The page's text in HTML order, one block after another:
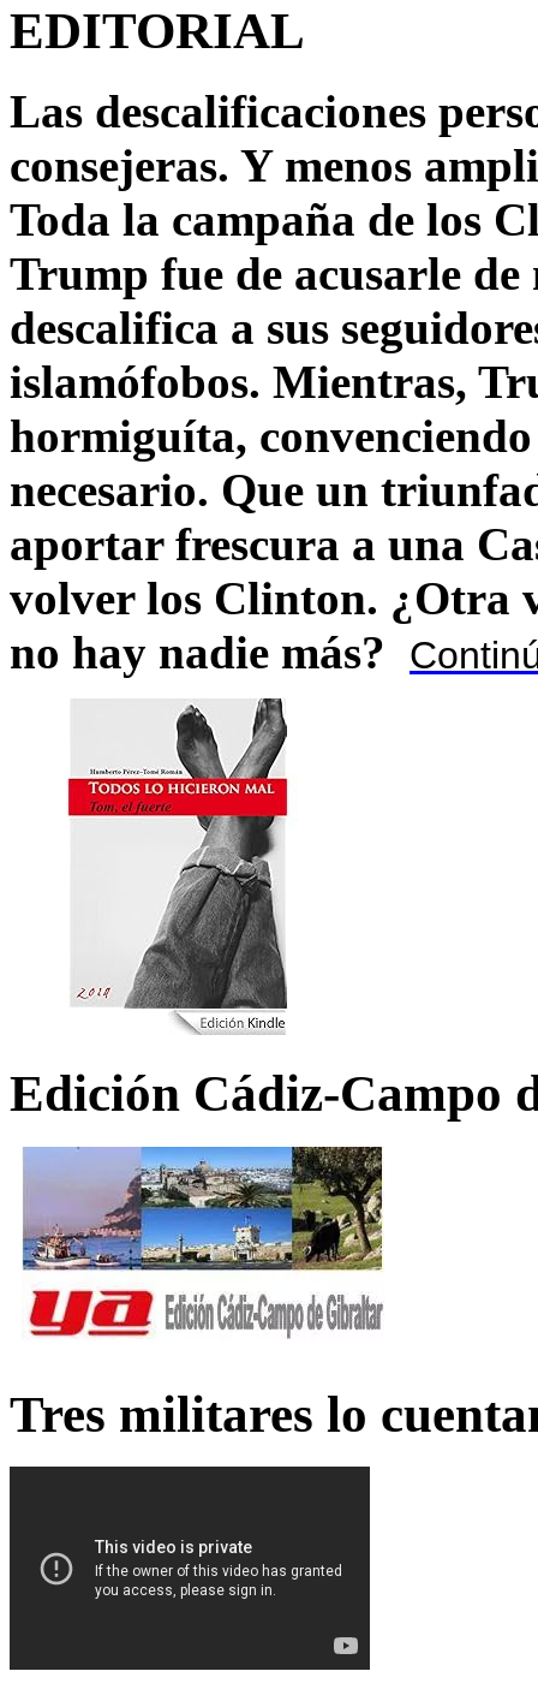
EDITORIAL
Las descalificaciones
consejeras. Y menos
Toda la campaña de los
Trump fue de acusarle
descalifica a sus
islamófobos. Mientras,
hormiguíta,
necesario. Que un
aportar frescura a una
volver los Clinton. ¿Otra
no hay nadie más?
Edición Cádiz-Campo
Tres militares lo